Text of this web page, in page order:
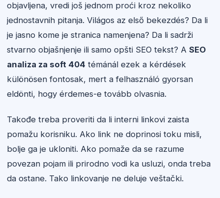
objavljena, vredi još jednom proći kroz nekoliko
jednostavnih pitanja. Világos az első bekezdés? Da li
je jasno kome je stranica namenjena? Da li sadrži
stvarno objašnjenje ili samo opšti SEO tekst? A SEO
analiza za soft 404 témánál ezek a kérdések
különösen fontosak, mert a felhasználó gyorsan
eldönti, hogy érdemes-e tovább olvasnia.
Takođe treba proveriti da li interni linkovi zaista
pomažu korisniku. Ako link ne doprinosi toku misli,
bolje ga je ukloniti. Ako pomaže da se razume
povezan pojam ili prirodno vodi ka usluzi, onda treba
da ostane. Tako linkovanje ne deluje veštački.